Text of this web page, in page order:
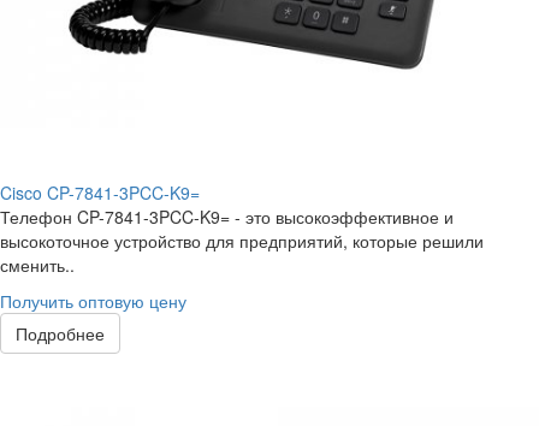
Cisco CP-7841-3PCC-K9=
Телефон CP-7841-3PCC-K9= - это высокоэффективное и
высокоточное устройство для предприятий, которые решили
сменить..
Получить оптовую цену
Подробнее